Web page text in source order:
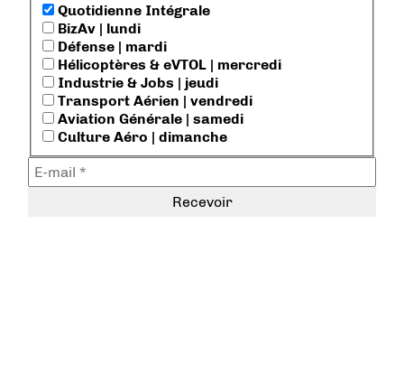
Quotidienne Intégrale
BizAv | lundi
Défense | mardi
Hélicoptères & eVTOL | mercredi
Industrie & Jobs | jeudi
Transport Aérien | vendredi
Aviation Générale | samedi
Culture Aéro | dimanche